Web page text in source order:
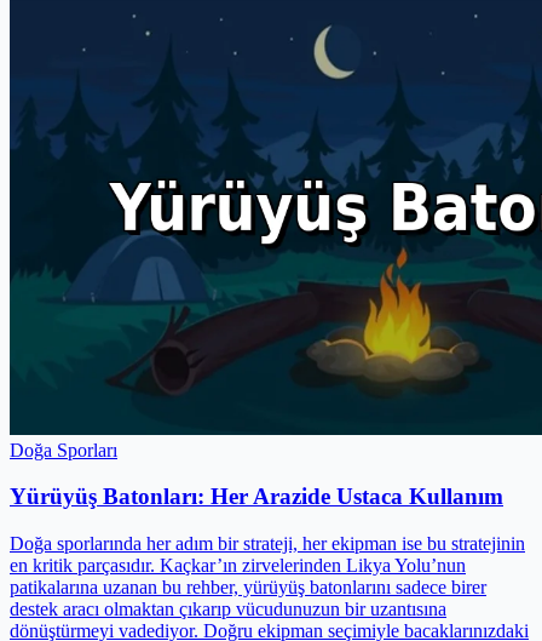
Doğa Sporları
Yürüyüş Batonları: Her Arazide Ustaca Kullanım
Doğa sporlarında her adım bir strateji, her ekipman ise bu stratejinin
en kritik parçasıdır. Kaçkar’ın zirvelerinden Likya Yolu’nun
patikalarına uzanan bu rehber, yürüyüş batonlarını sadece birer
destek aracı olmaktan çıkarıp vücudunuzun bir uzantısına
dönüştürmeyi vadediyor. Doğru ekipman seçimiyle bacaklarınızdaki